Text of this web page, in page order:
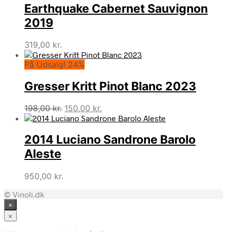
var:
299,00 kr..
er:
279,00 kr..
Earthquake Cabernet Sauvignon
2019
319,00 kr.
På Udsalg! 24%
Gresser Kritt Pinot Blanc 2023
198,00kr. Den
oprindelige
var:
198,00 kr..
150,00 kr.
aktuelle
er:
150,00 kr..
2014 Luciano Sandrone Barolo
Aleste
950,00 kr.
© Vinoli.dk
×
×